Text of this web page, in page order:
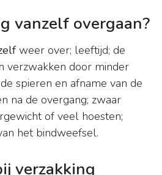
vanzelf overgaan?
weer over; leeftijd; de
verzwakken door minder
spieren en afname van de
na de overgang; zwaar
of veel hoesten;
het bindweefsel.
verzakking